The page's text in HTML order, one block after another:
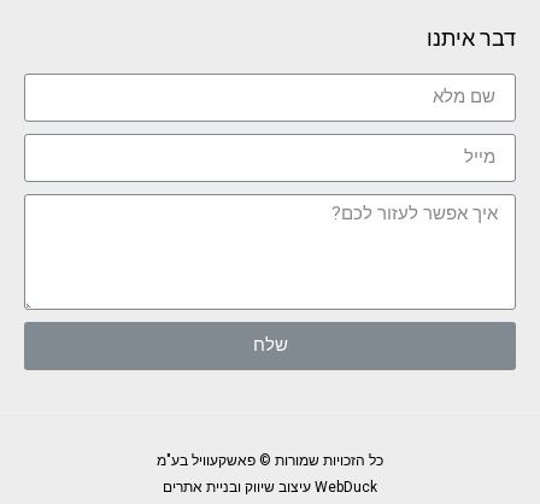
דבר איתנו
שלח
כל הזכויות שמורות © פאשקעוויל בע"מ
WebDuck עיצוב שיווק ובניית אתרים